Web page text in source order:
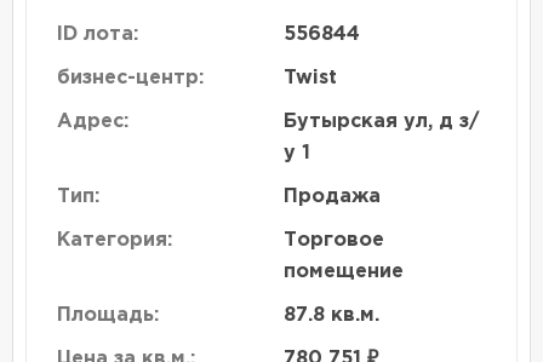
ID лота: 556844
бизнес-центр: Twist
Адрес:
Бутырская ул, д з/
у 1
Тип: Продажа
Категория:
Торговое
помещение
Площадь: 87.8 кв.м.